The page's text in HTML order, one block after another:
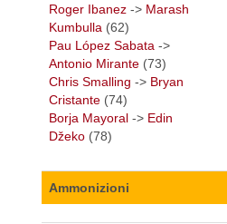
Roger Ibanez -> Marash
Kumbulla (62)
Pau López Sabata ->
Antonio Mirante (73)
Chris Smalling -> Bryan
Cristante (74)
Borja Mayoral -> Edin
Džeko (78)
Ammonizioni